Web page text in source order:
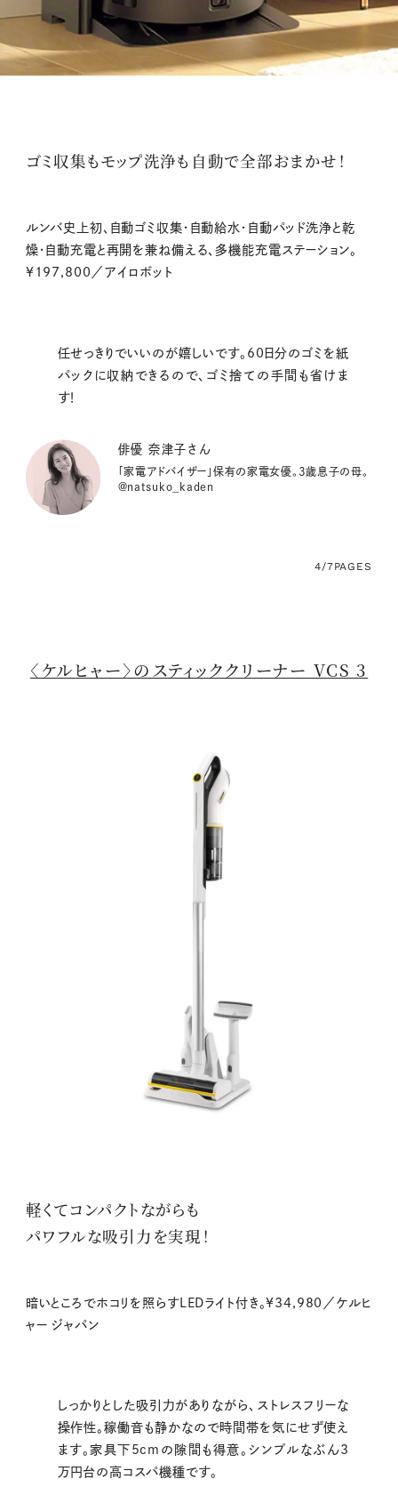
ゴミ収集もモップ洗浄も自動で全部おまかせ！
ルンバ史上初、自動ゴミ収集・自動給水・自動パッド洗浄と乾
燥・自動充電と再開を兼ね備える、多機能充電ステーション。
¥197,800／アイロボット
任せっきりでいいのが嬉しいです。60日分のゴミを紙
パックに収納できるので、ゴミ捨ての手間も省けま
す！
俳優 奈津子さん
「家電アドバイザー」保有の家電女優。3歳息子の母。
@natsuko_kaden
4/7PAGES
〈ケルヒャー〉のスティッククリーナー VCS 3
軽くてコンパクトながらも
パワフルな吸引力を実現！
暗いところでホコリを照らすLEDライト付き。¥34,980／ケルヒ
ャー ジャパン
しっかりとした吸引力がありながら、ストレスフリーな
操作性。稼働音も静かなので時間帯を気にせず使え
ます。家具下5cmの隙間も得意。シンプルなぶん3
万円台の高コスパ機種です。